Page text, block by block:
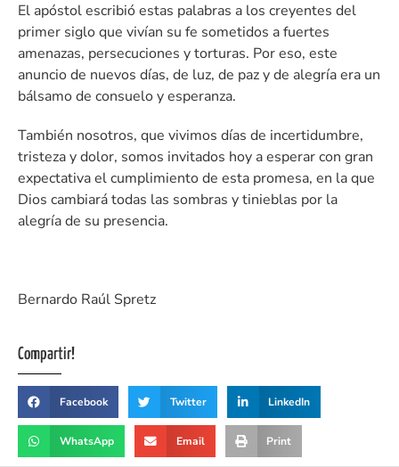
El apóstol escribió estas palabras a los creyentes del
primer siglo que vivían su fe sometidos a fuertes
amenazas, persecuciones y torturas. Por eso, este
anuncio de nuevos días, de luz, de paz y de alegría era un
bálsamo de consuelo y esperanza.
También nosotros, que vivimos días de incertidumbre,
tristeza y dolor, somos invitados hoy a esperar con gran
expectativa el cumplimiento de esta promesa, en la que
Dios cambiará todas las sombras y tinieblas por la
alegría de su presencia.
Bernardo Raúl Spretz
Compartir!
Facebook Twitter LinkedIn
WhatsApp Email Print